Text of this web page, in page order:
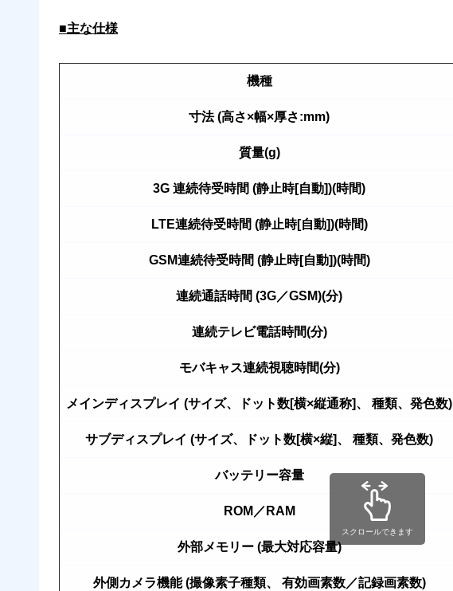
■主な仕様
機種
寸法 (高さ×幅×厚さ:mm)
質量(g)
3G 連続待受時間 (静止時[自動])(時間)
LTE連続待受時間 (静止時[自動])(時間)
GSM連続待受時間 (静止時[自動])(時間)
連続通話時間 (3G／GSM)(分)
連続テレビ電話時間(分)
モバキャス連続視聴時間(分)
メインディスプレイ (サイズ、ドット数[横×縦通称]、 種類、発色数)
サブディスプレイ (サイズ、ドット数[横×縦]、 種類、発色数)
バッテリー容量
ROM／RAM
外部メモリー (最大対応容量)
外側カメラ機能 (撮像素子種類、 有効画素数／記録画素数)
スクロールできます